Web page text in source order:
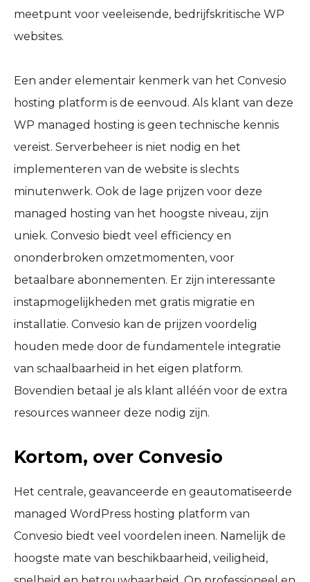
meetpunt voor veeleisende, bedrijfskritische WP
websites.
Een ander elementair kenmerk van het Convesio
hosting platform is de eenvoud. Als klant van deze
WP managed hosting is geen technische kennis
vereist. Serverbeheer is niet nodig en het
implementeren van de website is slechts
minutenwerk. Ook de lage prijzen voor deze
managed hosting van het hoogste niveau, zijn
uniek. Convesio biedt veel efficiency en
ononderbroken omzetmomenten, voor
betaalbare abonnementen. Er zijn interessante
instapmogelijkheden met gratis migratie en
installatie. Convesio kan de prijzen voordelig
houden mede door de fundamentele integratie
van schaalbaarheid in het eigen platform.
Bovendien betaal je als klant alléén voor de extra
resources wanneer deze nodig zijn.
Kortom, over Convesio
Het centrale, geavanceerde en geautomatiseerde
managed WordPress hosting platform van
Convesio biedt veel voordelen ineen. Namelijk de
hoogste mate van beschikbaarheid, veiligheid,